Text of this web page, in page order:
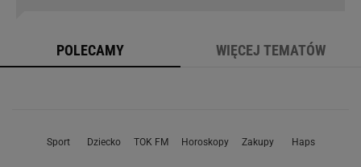
POLECAMY WIĘCEJ TEMATÓW
Sport Dziecko TOK FM Horoskopy Zakupy Haps